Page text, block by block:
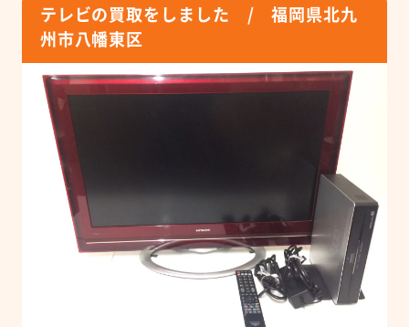
テレビの買取をしました / 福岡県北九
州市八幡東区